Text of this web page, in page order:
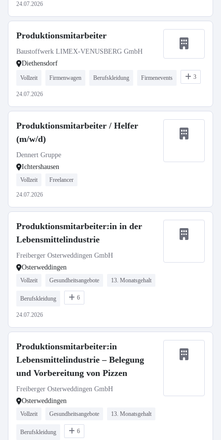
24.07.2026
Produktionsmitarbeiter
Baustoffwerk LIMEX-VENUSBERG GmbH
Diethensdorf
Vollzeit Firmenwagen Berufskleidung Firmenevents 3
24.07.2026
Produktionsmitarbeiter / Helfer
(m/w/d)
Dennert Gruppe
Ichtershausen
Vollzeit Freelancer
24.07.2026
Produktionsmitarbeiter:in in der
Lebensmittelindustrie
Freiberger Osterweddingen GmbH
Osterweddingen
Vollzeit Gesundheitsangebote 13. Monatsgehalt
Berufskleidung 6
24.07.2026
Produktionsmitarbeiter:in
Lebensmittelindustrie – Belegung
und Vorbereitung von Pizzen
Freiberger Osterweddingen GmbH
Osterweddingen
Vollzeit Gesundheitsangebote 13. Monatsgehalt
Berufskleidung 6